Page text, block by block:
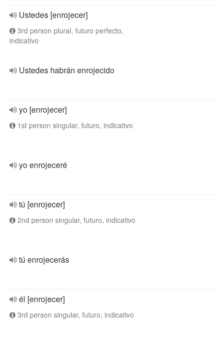
Ustedes [enrojecer]
3rd person plural, futuro perfecto,
indicativo
Ustedes habrán enrojecido
yo [enrojecer]
1st person singular, futuro, indicativo
yo enrojeceré
tú [enrojecer]
2nd person singular, futuro, indicativo
tú enrojecerás
él [enrojecer]
3rd person singular, futuro, indicativo